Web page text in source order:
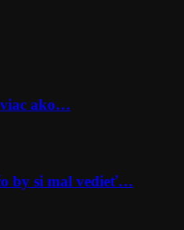
viac ako…
by si mal vedieť…